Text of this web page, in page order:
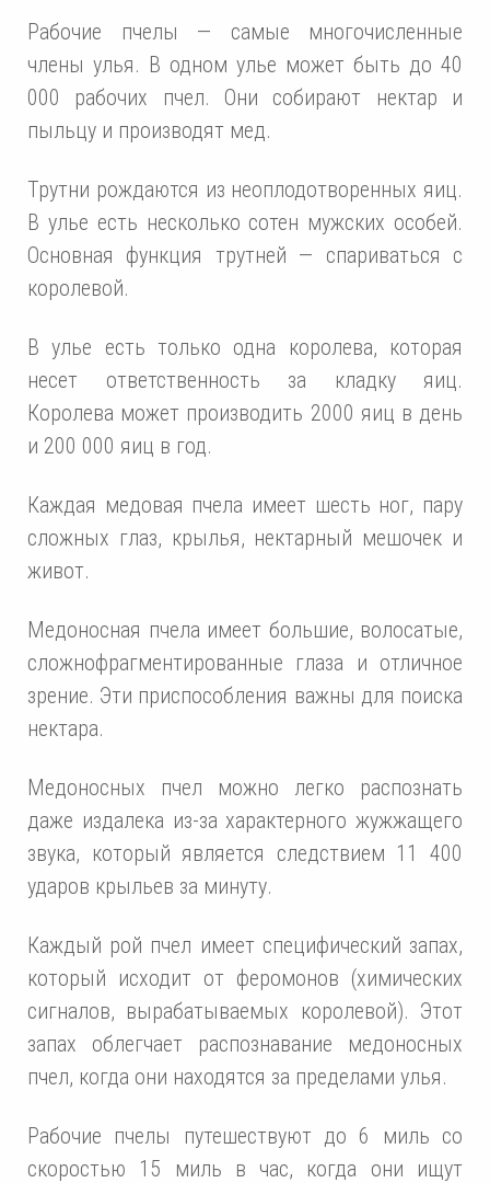
Рабочие пчелы — самые многочисленные
члены улья. В одном улье может быть до 40
000 рабочих пчел. Они собирают нектар и
пыльцу и производят мед.
Трутни рождаются из неоплодотворенных яиц.
В улье есть несколько сотен мужских особей.
Основная функция трутней — спариваться с
королевой.
В улье есть только одна королева, которая
несет ответственность за кладку яиц.
Королева может производить 2000 яиц в день
и 200 000 яиц в год.
Каждая медовая пчела имеет шесть ног, пару
сложных глаз, крылья, нектарный мешочек и
живот.
Медоносная пчела имеет большие, волосатые,
сложнофрагментированные глаза и отличное
зрение. Эти приспособления важны для поиска
нектара.
Медоносных пчел можно легко распознать
даже издалека из-за характерного жужжащего
звука, который является следствием 11 400
ударов крыльев за минуту.
Каждый рой пчел имеет специфический запах,
который исходит от феромонов (химических
сигналов, вырабатываемых королевой). Этот
запах облегчает распознавание медоносных
пчел, когда они находятся за пределами улья.
Рабочие пчелы путешествуют до 6 миль со
скоростью 15 миль в час, когда они ищут